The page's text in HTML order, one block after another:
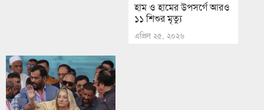
হাম ও হামের উপসর্গে আরও
১১ শিশুর মৃত্যু
এপ্রিল ২৫, ২০২৬